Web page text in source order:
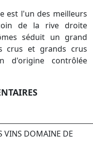
est l'un des meilleurs
de la rive droite
séduit un grand
crus et grands crus
d'origine contrôlée
VINS DOMAINE DE